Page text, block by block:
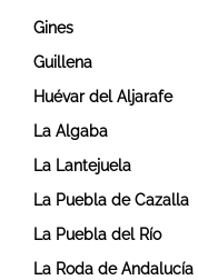
Gines
Guillena
Huévar del Aljarafe
La Algaba
La Lantejuela
La Puebla de Cazalla
La Puebla del Río
La Roda de Andalucía